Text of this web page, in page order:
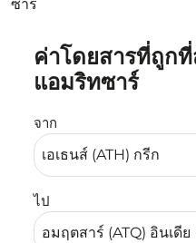
ซาร์
ค่าโดยสารที่ถูกที่
แอมริทซาร์
จาก
ไป
ลองอัปเดตเส้นทางของ